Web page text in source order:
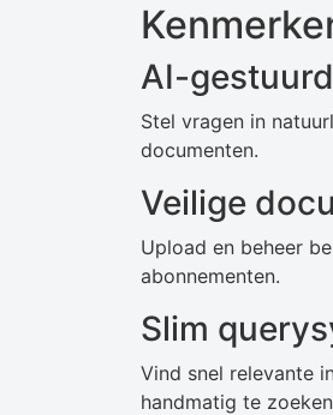
AI-
Stel vragen in
documenten.
Veilige
Upload en beheer
abonnementen.
Slim
Vind snel relevante
handmatig te